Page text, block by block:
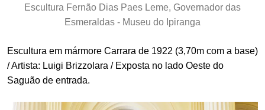
Escultura Fernão Dias Paes Leme, Governador das
Esmeraldas - Museu do Ipiranga
Escultura em mármore Carrara de 1922 (3,70m com a base)
/ Artista: Luigi Brizzolara / Exposta no lado Oeste do
Saguão de entrada.